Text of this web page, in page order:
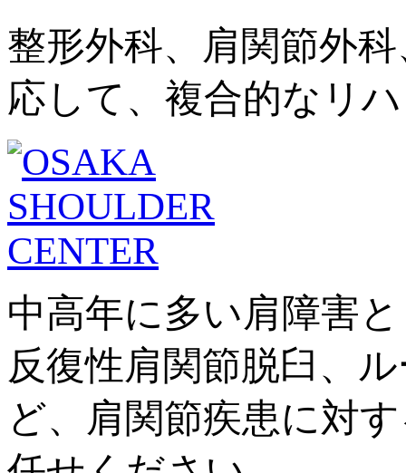
整形外科、肩関節外
応して、複合的なリ
中高年に多い肩障害
反復性肩関節脱臼、
ど、肩関節疾患に対